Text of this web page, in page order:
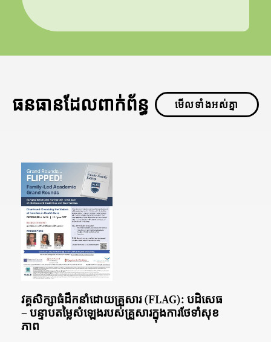
ធនធានដែលពាក់ព័ន្ធ មើលទាំងអស់គ្នា
វគ្គ​សិក្សា​ធំ​ដឹកនាំ​ដោយ​គ្រួសារ (FLAG): បដិសេធ
– បន្ទាប​តម្លៃ​សំឡេង​របស់​គ្រួសារ​ក្នុង​ការ​ថែទាំ​សុខ
ភាព